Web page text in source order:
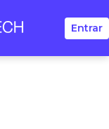
Entrar